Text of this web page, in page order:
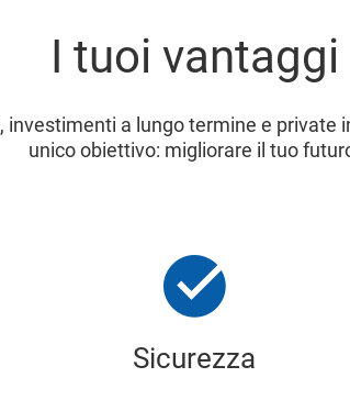
I tuoi vantaggi
investimenti a lungo termine e private
unico obiettivo: migliorare il tuo
Sicurezza